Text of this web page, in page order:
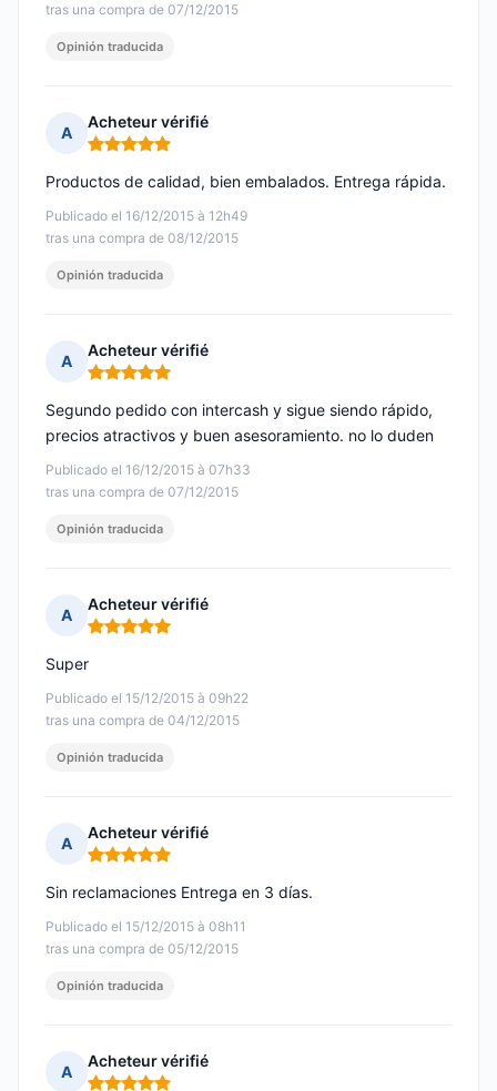
tras una compra de 07/12/2015
Opinión traducida
A
Acheteur vérifié
Nota: 5 de 5
Publicado el 16/12/2015 à 12h49
tras una compra de 08/12/2015
Productos de calidad, bien embalados. Entrega rápida.
Opinión traducida
A
Acheteur vérifié
Nota: 5 de 5
Publicado el 16/12/2015 à 07h33
tras una compra de 07/12/2015
Segundo pedido con intercash y sigue siendo rápido,
precios atractivos y buen asesoramiento. no lo duden
Opinión traducida
A
Acheteur vérifié
Nota: 5 de 5
Publicado el 15/12/2015 à 09h22
tras una compra de 04/12/2015
Super
Opinión traducida
A
Acheteur vérifié
Nota: 5 de 5
Publicado el 15/12/2015 à 08h11
tras una compra de 05/12/2015
Sin reclamaciones Entrega en 3 días.
Opinión traducida
A
Acheteur vérifié